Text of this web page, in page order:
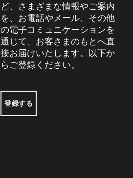
ど、さまざまな情報やご案内
を、お電話やメール、その他
の電子コミュニケーションを
通じて、お客さまのもとへ直
接お届けいたします。以下か
らご登録ください。
登録する